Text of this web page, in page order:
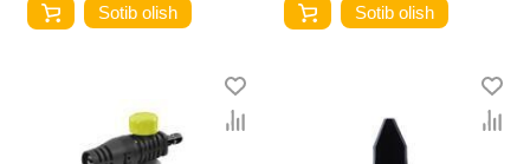
Sotib olish Sotib olish